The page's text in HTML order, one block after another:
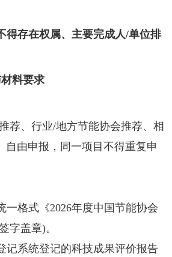
得存在权属、主要完成人/单位排
料要求
荐、行业/地方节能协会推荐、相
自由申报，同一项目不得重复申
一格式《2026年度中国节能协会
字盖章)。
记系统登记的科技成果评价报告